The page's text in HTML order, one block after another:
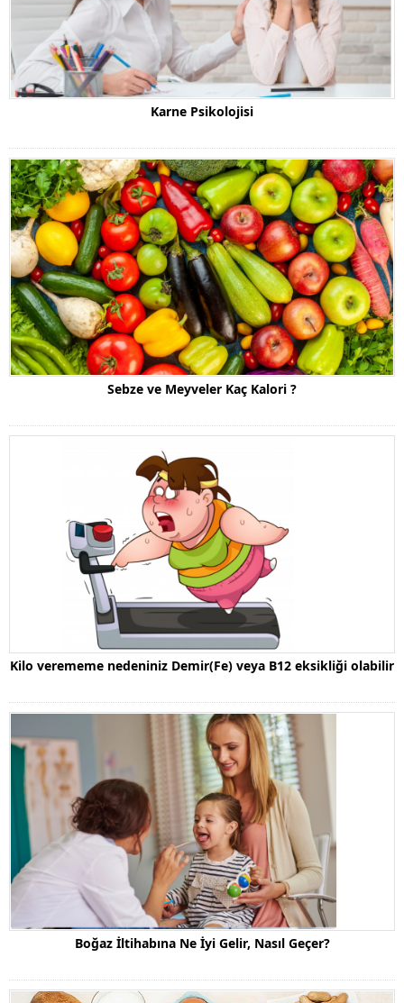
Karne Psikolojisi
Sebze ve Meyveler Kaç Kalori ?
Kilo verememe nedeniniz Demir(Fe) veya B12 eksikliği olabilir
Boğaz İltihabına Ne İyi Gelir, Nasıl Geçer?